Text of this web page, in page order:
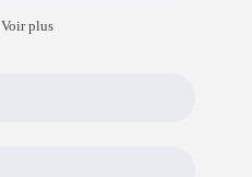
Voir plus